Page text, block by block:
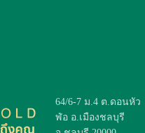
64/6-7 ม.4 ต.ดอนหัว
ฬ่อ อ.เมืองชลบุรี